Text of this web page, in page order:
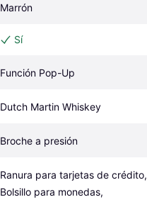
Marrón
Sí
Función Pop-Up
Dutch Martin Whiskey
Broche a presión
Ranura para tarjetas de crédito,
Bolsillo para monedas,